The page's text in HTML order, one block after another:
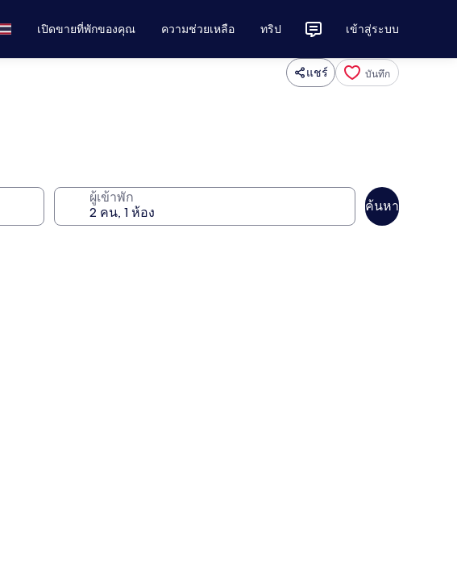
เปิดขายที่พักของคุณ ความช่วยเหลือ ทริป เข้าสู่ระบบ
แชร์ บันทึก
ผู้เข้าพัก
ค้นหา